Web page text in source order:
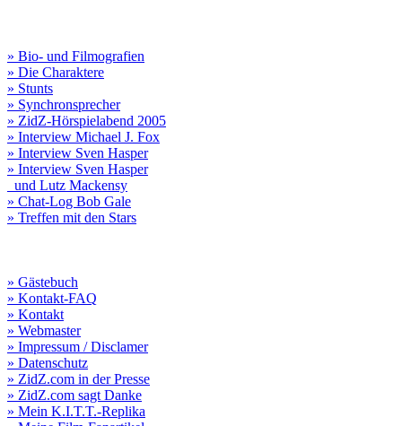
» Bio- und Filmografien
» Die Charaktere
» Stunts
» Synchronsprecher
» ZidZ-Hörspielabend 2005
» Interview Michael J. Fox
» Interview Sven Hasper
» Interview Sven Hasper
und Lutz Mackensy
» Chat-Log Bob Gale
» Treffen mit den Stars
» Gästebuch
» Kontakt-FAQ
» Kontakt
» Webmaster
» Impressum / Disclamer
» Datenschutz
» ZidZ.com in der Presse
» ZidZ.com sagt Danke
» Mein K.I.T.T.-Replika